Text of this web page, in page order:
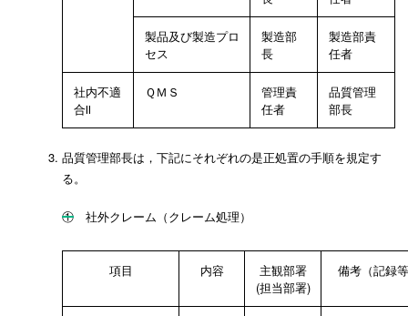
製品及び製造プロ
セス
製造部
長
製造部責
任者
社内不適
合Ⅱ
ＱＭＳ
管理責
任者
品質管理
部長
品質管理部長は，下記にそれぞれの是正処置の手順を規定す
る。
① 社外クレーム（クレーム処理）
項目 内容
主観部署
(担当部署)
備考（記録